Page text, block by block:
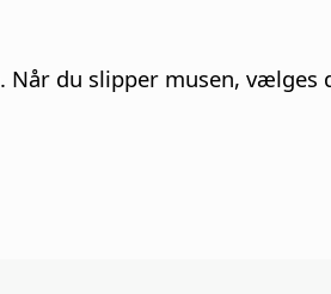
. Når du slipper musen, vælges